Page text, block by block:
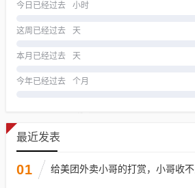
今日已经过去 小时
这周已经过去 天
本月已经过去 天
今年已经过去 个月
最近发表
01 给美团外卖小哥的打赏，小哥收不